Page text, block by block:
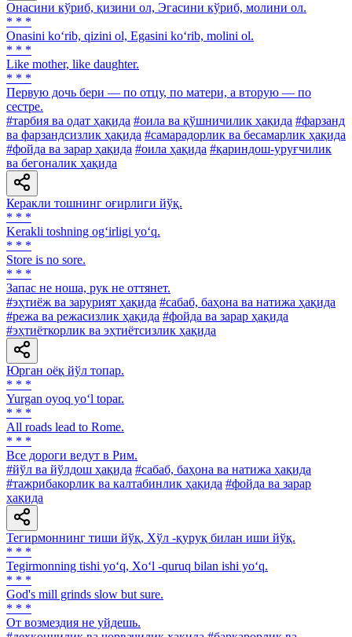
Онасини кўриб, қизини ол, Эгасини кўриб, молини ол.
* * *
Onasini ko‘rib, qizini ol, Egasini ko‘rib, molini ol.
* * *
Like mother, like daughter.
* * *
Первую дочь бери — по отцу, по матери, а вторую — по
сестре.
#тарбия ва одат ҳақида #оила ва қўшничилик ҳақида #фарзанд
ва фарзандсизлик ҳақида #самарадорлик ва бесамарлик ҳақида
#фойда ва зарар ҳақида #оила ҳақида #қариндош-уруғчилик
ва бегоналик ҳақида
Керакли тошнинг оғирлиги йўқ.
* * *
Kerakli toshning og‘irligi yo‘q.
* * *
Store is no sore.
* * *
Запас не ноша, рук не оттянет.
#эҳтиёж ва зарурият ҳақида #сабаб, баҳона ва натижа ҳақида
#режа ва режасизлик ҳақида #фойда ва зарар ҳақида
#эҳтиёткорлик ва эҳтиётсизлик ҳақида
Юрган оёқ йўл топар.
* * *
Yurgan oyoq yo‘l topar.
* * *
All roads lead to Rome.
* * *
Все дороги ведут в Рим.
#йўл ва йўлдош ҳақида #сабаб, баҳона ва натижа ҳақида
#тажрибакорлик ва калтабинлик ҳақида #фойда ва зарар
ҳақида
Тегирмоннинг тиши йўқ, Хўл -қуруқ билан иши йўқ.
* * *
Tegirmonning tishi yo‘q, Xo‘l -quruq bilan ishi yo‘q.
* * *
God's mill grinds slow but sure.
* * *
От возмездия не уйдешь.